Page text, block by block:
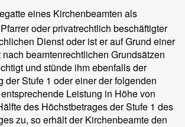
eines Kirchenbeamten als
oder privatrechtlich beschäftigter
Dienst oder ist er auf Grund einer
beamtenrechtlichen Grundsätzen
und stünde ihm ebenfalls der
der Stufe 1 oder einer der folgenden
Leistung in Höhe von
des Höchstbetrages der Stufe 1 des
zu, so erhält der Kirchenbeamte den